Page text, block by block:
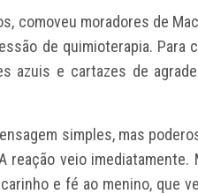
comoveu moradores de
de quimioterapia. Para
azuis e cartazes de
simples, mas
reação veio imediatamente.
e fé ao menino, que